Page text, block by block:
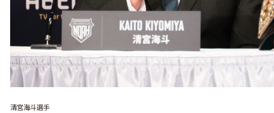
清宮海斗選手